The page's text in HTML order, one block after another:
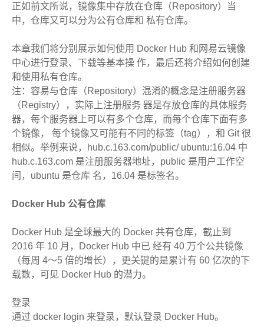
正如前文所说，镜像集中存放在仓库（Repository）当
中，仓库又可以分为公有仓库和 私有仓库。
本章我们将分别展示如何使用 Docker Hub 和网易云镜像
中心进行登录、下载等基本操 作，最后还将介绍如何创建
和使用私有仓库。
注：容易与仓库（Repository）混淆的概念是注册服务器
（Registry），实际上注册服务 器是存放仓库的具体服务
器，每个服务器上可以有多个仓库，而每个仓库下面有多
个镜像， 每个镜像又可能有不同的标签（tag），和 Git 很
相似。举例来说，hub.c.163.com/public/ ubuntu:16.04 中
hub.c.163.com 是注册服务器地址，public 是用户工作空
间，ubuntu 是仓库 名，16.04 是标签名。
Docker Hub 公有仓库
Docker Hub 是全球最大的 Docker 共有仓库，截止到
2016 年 10 月，Docker Hub 中已 经有 40 万个公共镜像
（每周 4～5 倍的增长），更关键的是累计有 60 亿次的下
载数，可见 Docker Hub 的潜力。
登录
通过 docker login 来登录，默认登录 Docker Hub。